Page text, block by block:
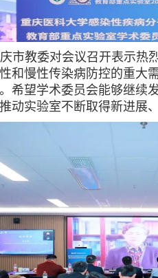
市教委对会议召开表示热
和慢性传染病防控的重大
希望学术委员会能够继续
动实验室不断取得新进展、